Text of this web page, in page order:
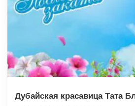
Дубайская красавица Тата